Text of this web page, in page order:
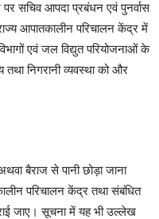
पर सचिव आपदा प्रबंधन एवं पुनर्वास
आपातकालीन परिचालन केंद्र में
एवं जल विद्युत परियोजनाओं के
निगरानी व्यवस्था को और
बैराज से पानी छोड़ा जाना
परिचालन केंद्र तथा संबंधित
जाए। सूचना में यह भी उल्लेख